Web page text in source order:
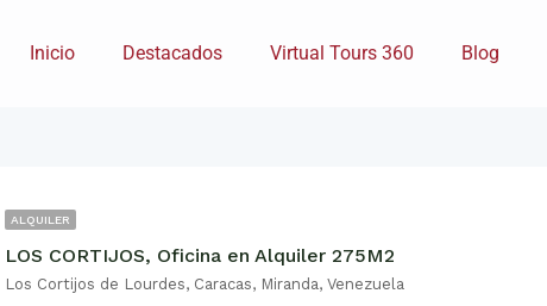
Inicio Destacados Virtual Tours 360 Blog
ALQUILER
LOS CORTIJOS, Oficina en Alquiler 275M2
Los Cortijos de Lourdes, Caracas, Miranda, Venezuela